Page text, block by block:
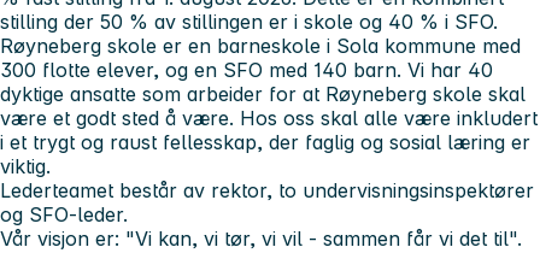
stilling der 50 % av stillingen er i skole og 40 % i SFO.
Røyneberg skole er en barneskole i Sola kommune med
300 flotte elever, og en SFO med 140 barn. Vi har 40
dyktige ansatte som arbeider for at Røyneberg skole skal
være et godt sted å være. Hos oss skal alle være inkludert
i et trygt og raust fellesskap, der faglig og sosial læring er
viktig.
Lederteamet består av rektor, to undervisningsinspektører
og SFO-leder.
Vår visjon er: "Vi kan, vi tør, vi vil - sammen får vi det til".